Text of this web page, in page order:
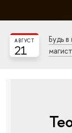
21
АВГУСТ
Будь